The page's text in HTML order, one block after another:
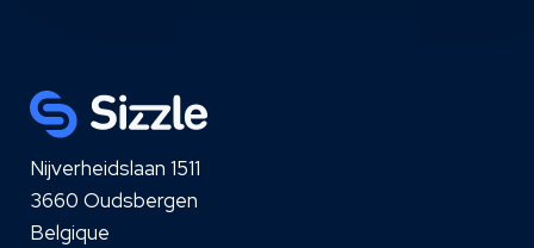
Nijverheidslaan 1511
3660 Oudsbergen
Belgique